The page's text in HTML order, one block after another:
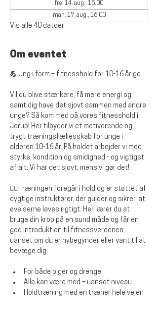
fre. 14. aug., 15.00
man. 17. aug., 16.00
Vis alle 40 datoer
Om eventet
💪 Ung i form – fitnesshold for 10-16 årige
Vil du blive stærkere, få mere energi og
samtidig have det sjovt sammen med andre
unge? Så kom med på vores fitnesshold i
Jerup! Her tilbyder vi et motiverende og
trygt træningsfællesskab for unge i
alderen 10-16 år. På holdet arbejder vi med
styrke, kondition og smidighed - og vigtigst
af alt: Vi har det sjovt, mens vi gør det!
🏋️‍♂️ Træningen foregår i hold og er støttet af
dygtige instruktører, der guider og sikrer, at
øvelserne laves rigtigt. Her lærer du at
bruge din krop på en sund måde og får en
god introduktion til fitnessverdenen,
uanset om du er nybegynder eller vant til at
bevæge dig.
For både piger og drenge
Alle kan være med – uanset niveau
Holdtræning med en træner hele vejen